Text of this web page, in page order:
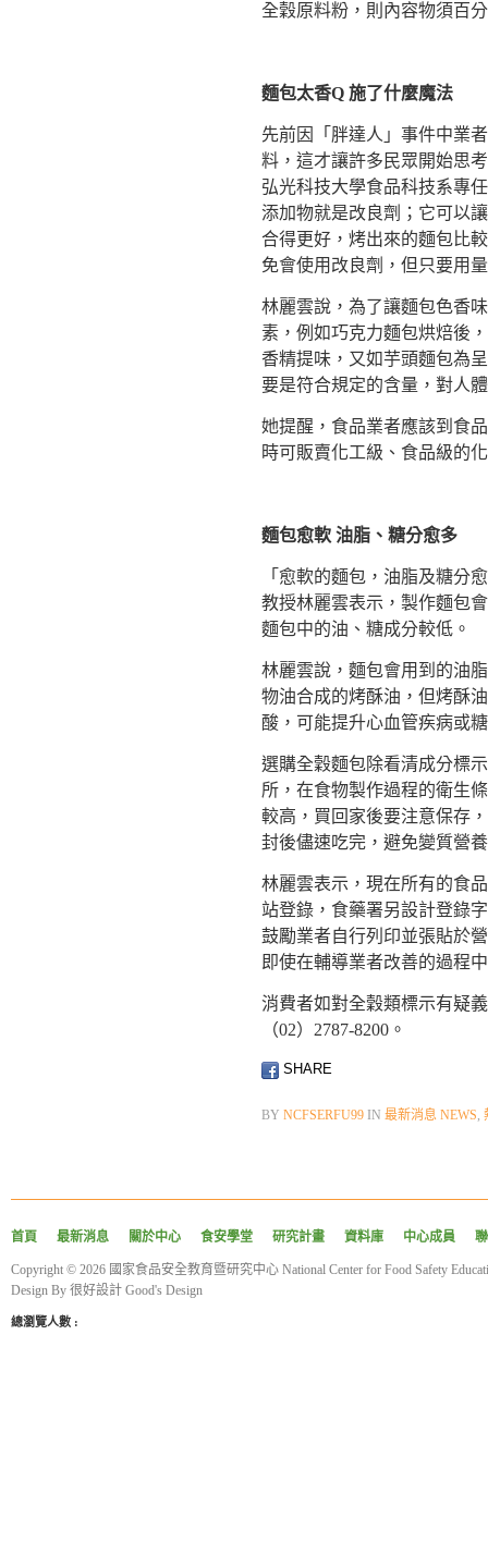
全穀原料粉，則內容物須百
麵包太香Q 施了什麼魔法
先前因「胖達人」事件中業
料，這才讓許多民眾開始思
弘光科技大學食品科技系專
添加物就是改良劑；它可以
合得更好，烤出來的麵包比
免會使用改良劑，但只要用
林麗雲說，為了讓麵包色香
素，例如巧克力麵包烘焙後
香精提味，又如芋頭麵包為
要是符合規定的含量，對人
她提醒，食品業者應該到食
時可販賣化工級、食品級的
麵包愈軟 油脂、糖分愈多
「愈軟的麵包，油脂及糖分
教授林麗雲表示，製作麵包
麵包中的油、糖成分較低。
林麗雲說，麵包會用到的油
物油合成的烤酥油，但烤酥
酸，可能提升心血管疾病或
選購全穀麵包除看清成分標
所，在食物製作過程的衛生
較高，買回家後要注意保存
封後儘速吃完，避免變質營
林麗雲表示，現在所有的食
站登錄，食藥署另設計登錄
鼓勵業者自行列印並張貼於
即使在輔導業者改善的過程
消費者如對全穀類標示有疑
（02）2787-8200。
SHARE
BY NCFSERFU99 IN 最新消息 NEWS,
首頁 最新消息 關於中心 食安學堂 研究計畫 資料庫 中心成員
Copyright © 2026 國家食品安全教育暨研究中心 National Center for Food Safety
Design By 很好設計 Good's Design
總瀏覽人數 :